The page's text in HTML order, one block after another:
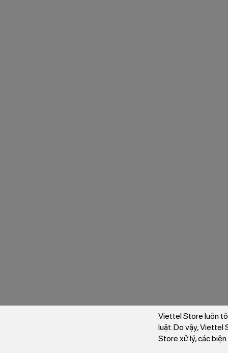
Viettel Store luôn
luật. Do vậy, Viettel
Store xử lý, các